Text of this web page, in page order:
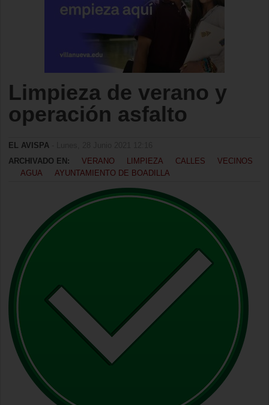
Limpieza de verano y
operación asfalto
EL AVISPA
ARCHIVADO EN:
VERANO LIMPIEZA CALLES
VECINOS
AGUA
AYUNTAMIENTO DE BOADILLA